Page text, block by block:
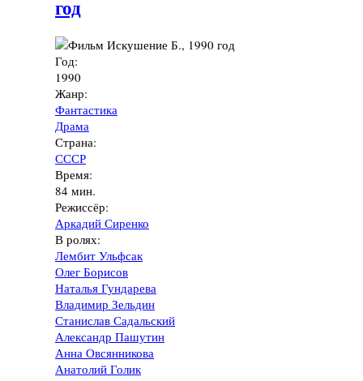
год
Год:
1990
Жанр:
Фантастика
Драма
Страна:
СССР
Время:
84 мин.
Режиссёр:
Аркадий Сиренко
В ролях:
Лембит Ульфсак
Олег Борисов
Наталья Гундарева
Владимир Зельдин
Станислав Садальский
Александр Пашутин
Анна Овсянникова
Анатолий Голик